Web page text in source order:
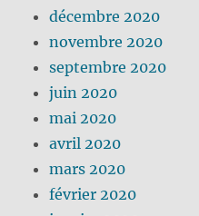
décembre 2020
novembre 2020
septembre 2020
juin 2020
mai 2020
avril 2020
mars 2020
février 2020